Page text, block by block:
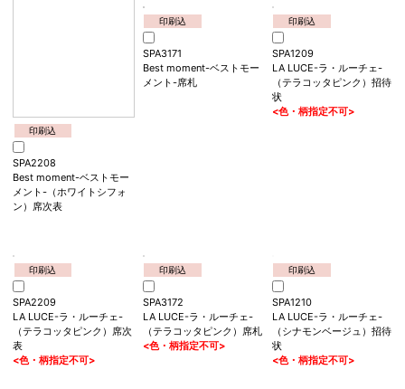
SPA2207
Best moment-ベストモー
メント-（ダスティブル
ー）席次表
SPA2208
Best moment-ベストモー
メント-（ホワイトシフォ
ン）席次表
SPA1209
LA LUCE-ラ・ルーチェ-
（テラコッタピンク）招待
状
<色・柄指定不可>